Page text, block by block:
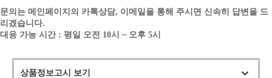
문의는 메인페이지의 카톡상담, 이메일을 통해 주시면 신속히 답변을 드
리겠습니다.
대응 가능 시간 : 평일 오전 10시 ~ 오후 5시
상품정보고시 보기